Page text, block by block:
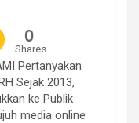
0
Shares
Pertanyakan
Sejak 2013,
ke Publik
media online